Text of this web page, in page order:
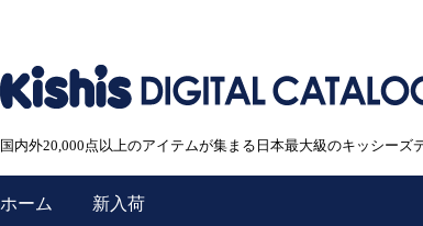
国内外20,000点以上のアイテムが集まる日本最大級のキッシーズ
ホーム 新入荷